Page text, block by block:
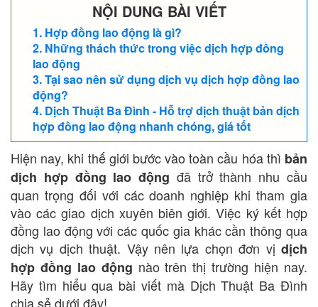
NỘI DUNG BÀI VIẾT
Hợp đồng lao động là gì?
Những thách thức trong việc dịch hợp đồng
lao động
Tại sao nên sử dụng dịch vụ dịch hợp đồng lao
động?
Dịch Thuật Ba Đình - Hỗ trợ dịch thuật bản dịch
hợp đồng lao động nhanh chóng, giá tốt
Hiện nay, khi thế giới bước vào toàn cầu hóa thì bản
dịch hợp đồng lao động đã trở thành nhu cầu
quan trọng đối với các doanh nghiệp khi tham gia
vào các giao dịch xuyên biên giới. Việc ký kết hợp
đồng lao động với các quốc gia khác cần thông qua
dịch vụ dịch thuật. Vậy nên lựa chọn đơn vị dịch
hợp đồng lao động nào trên thị trường hiện nay.
Hãy tìm hiểu qua bài viết mà Dịch Thuật Ba Đình
chia sẻ dưới đây!